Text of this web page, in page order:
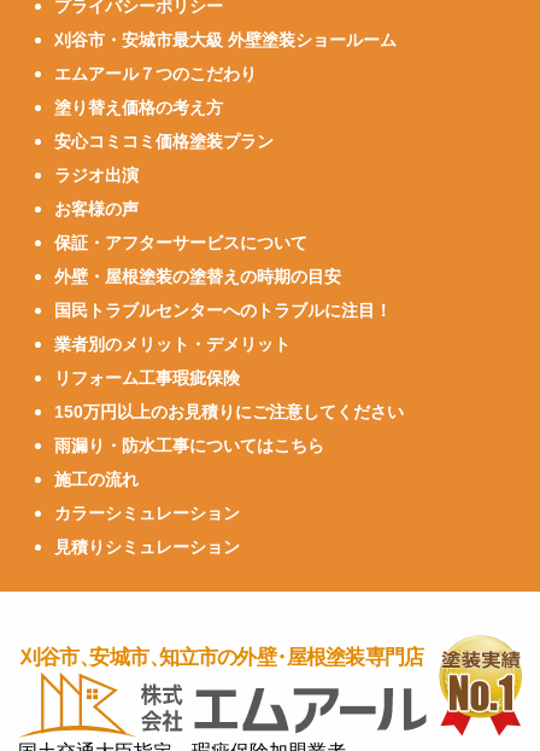
プライバシーポリシー
刈谷市・安城市最大級 外壁塗装ショールーム
エムアール７つのこだわり
塗り替え価格の考え方
安心コミコミ価格塗装プラン
ラジオ出演
お客様の声
保証・アフターサービスについて
外壁・屋根塗装の塗替えの時期の目安
国民トラブルセンターへのトラブルに注目！
業者別のメリット・デメリット
リフォーム工事瑕疵保険
150万円以上のお見積りにご注意してください
雨漏り・防水工事についてはこちら
施工の流れ
カラーシミュレーション
見積りシミュレーション